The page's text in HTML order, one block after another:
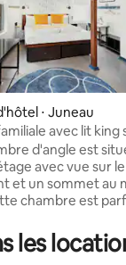
base de 69
⋅ Juneau
avec lit king
d'angle est
avec vue sur
et un sommet au
chambre est
lit King Size avec
et d'un
les